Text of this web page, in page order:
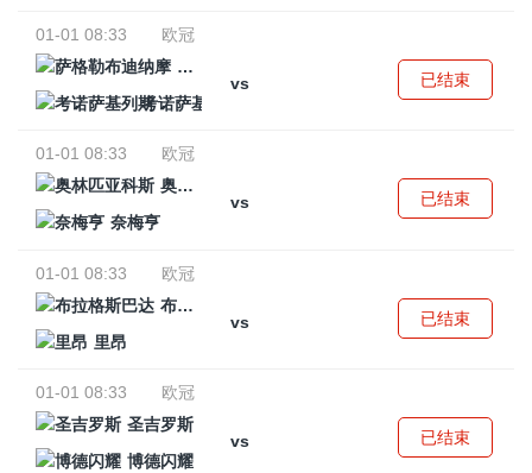
01-01 08:33
欧冠
萨格勒布迪纳摩
vs
考诺萨基列斯
已结束
01-01 08:33
欧冠
奥林匹亚科斯
vs
奈梅亨
已结束
01-01 08:33
欧冠
布拉格斯巴达
vs
里昂
已结束
01-01 08:33
欧冠
圣吉罗斯
vs
博德闪耀
已结束